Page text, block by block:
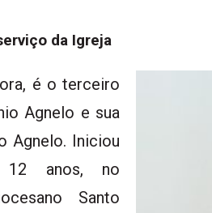
da Igreja
é o terceiro
Agnelo e sua
Agnelo. Iniciou
12 anos, no
Santo